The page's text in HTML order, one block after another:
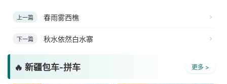
上一篇 春雨雾西樵
下一篇 秋水依然白水寨
🔥 新疆包车-拼车 更多 >